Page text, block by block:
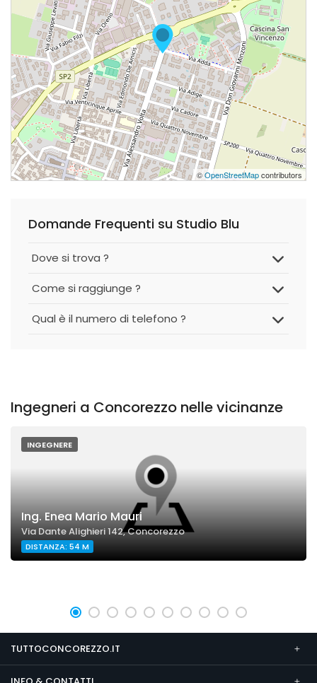
©OpenStreetMapcontributors
Domande Frequenti su Studio Blu
Dove si trova ?
Come si raggiunge ?
Qual è il numero di telefono ?
Ingegneri a Concorezzo nelle vicinanze
INGEGNERE
Ing. Enea Mario Mauri
Via Dante Alighieri 142, Concorezzo
DISTANZA: 54 M
TUTTOCONCOREZZO.IT